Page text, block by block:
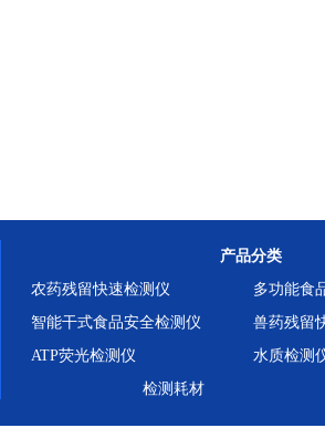
产品分类
农药残留快速检测仪
多功能食
智能干式食品安全检测仪
兽药残留
ATP荧光检测仪
水质检测
检测耗材